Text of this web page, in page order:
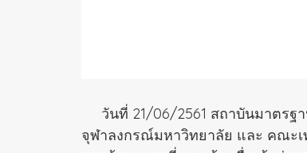
วันที่ 21/06/2561 สถาบันมาตรฐา
จุฬาลงกรณ์มหาวิทยาลัย และ คณะเ